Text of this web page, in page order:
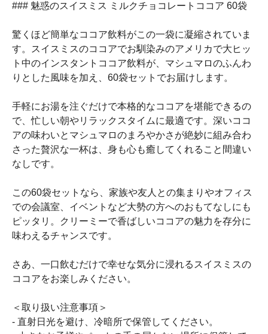
### 魅惑のスイスミス ミルクチョコレートココア 60袋
驚くほど簡単なココア飲料がこの一袋に凝縮されていま
す。スイスミスのココアでお馴染みのアメリカで大ヒッ
ト中のインスタントココア飲料が、マシュマロのふんわ
りとした風味を加え、60袋セットでお届けします。
手軽にお湯を注ぐだけで本格的なココアを堪能できるの
で、忙しい朝やリラックスタイムに最適です。深いココ
アの味わいとマシュマロのまろやかさが絶妙に組み合わ
さった贅沢な一杯は、身も心も癒してくれること間違い
なしです。
この60袋セットなら、家族や友人との集まりやオフィス
での会議室、イベントなど大勢の方へのおもてなしにも
ピッタリ。クリーミーで香ばしいココアの魅力を存分に
味わえるチャンスです。
さあ、一口飲むだけで幸せな気分に浸れるスイスミスの
ココアをお楽しみください。
＜取り扱い注意事項＞
- 直射日光を避け、冷暗所で保管してください。